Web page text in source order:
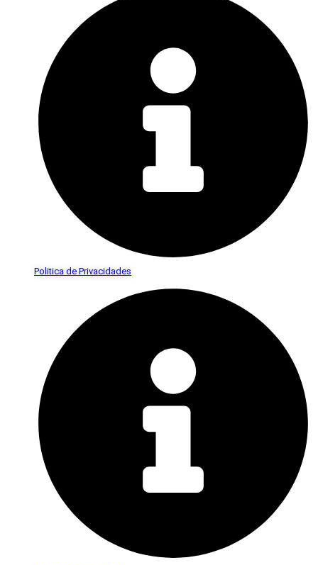
Politica de Privacidades